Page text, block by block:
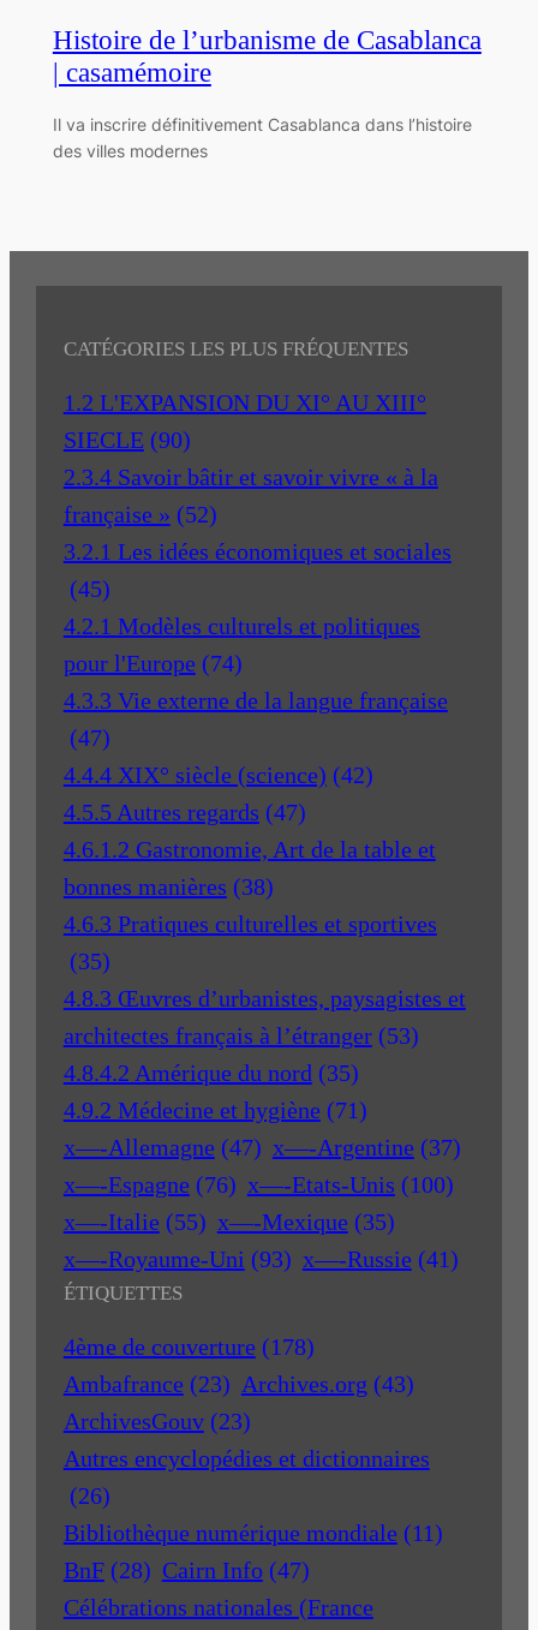
Histoire de l’urbanisme de Casablanca
| casamémoire
Il va inscrire définitivement Casablanca dans l’histoire
des villes modernes
CATÉGORIES LES PLUS FRÉQUENTES
1.2 L'EXPANSION DU XI° AU XIII°
SIECLE (90)
2.3.4 Savoir bâtir et savoir vivre « à la
française » (52)
3.2.1 Les idées économiques et sociales
(45)
4.2.1 Modèles culturels et politiques
pour l'Europe (74)
4.3.3 Vie externe de la langue française
(47)
4.4.4 XIX° siècle (science) (42)
4.5.5 Autres regards (47)
4.6.1.2 Gastronomie, Art de la table et
bonnes manières (38)
4.6.3 Pratiques culturelles et sportives
(35)
4.8.3 Œuvres d’urbanistes, paysagistes et
architectes français à l’étranger (53)
4.8.4.2 Amérique du nord (35)
4.9.2 Médecine et hygiène (71)
x—-Allemagne (47) x—-Argentine (37)
x—-Espagne (76) x—-Etats-Unis (100)
x—-Italie (55) x—-Mexique (35)
x—-Royaume-Uni (93) x—-Russie (41)
ÉTIQUETTES
4ème de couverture (178)
Ambafrance (23) Archives.org (43)
ArchivesGouv (23)
Autres encyclopédies et dictionnaires
(26)
Bibliothèque numérique mondiale (11)
BnF (28) Cairn Info (47)
Célébrations nationales (France